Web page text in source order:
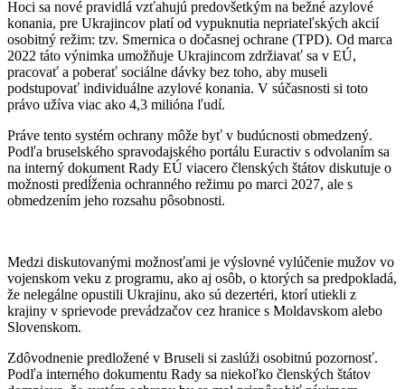
Hoci sa nové pravidlá vzťahujú predovšetkým na bežné azylové
konania, pre Ukrajincov platí od vypuknutia nepriateľských akcií
osobitný režim: tzv. Smernica o dočasnej ochrane (TPD). Od marca
2022 táto výnimka umožňuje Ukrajincom zdržiavať sa v EÚ,
pracovať a poberať sociálne dávky bez toho, aby museli
podstupovať individuálne azylové konania. V súčasnosti si toto
právo užíva viac ako 4,3 milióna ľudí.
Práve tento systém ochrany môže byť v budúcnosti obmedzený.
Podľa bruselského spravodajského portálu Euractiv s odvolaním sa
na interný dokument Rady EÚ viacero členských štátov diskutuje o
možnosti predĺženia ochranného režimu po marci 2027, ale s
obmedzením jeho rozsahu pôsobnosti.
Medzi diskutovanými možnosťami je výslovné vylúčenie mužov vo
vojenskom veku z programu, ako aj osôb, o ktorých sa predpokladá,
že nelegálne opustili Ukrajinu, ako sú dezertéri, ktorí utiekli z
krajiny v sprievode prevádzačov cez hranice s Moldavskom alebo
Slovenskom.
Zdôvodnenie predložené v Bruseli si zaslúži osobitnú pozornosť.
Podľa interného dokumentu Rady sa niekoľko členských štátov